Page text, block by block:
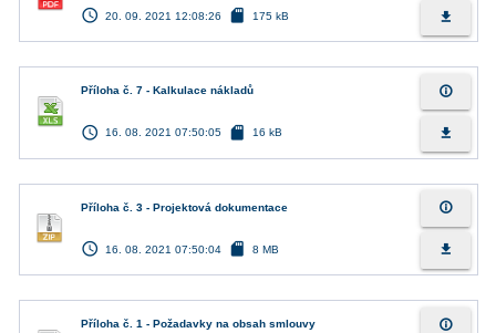
access_time 20. 09. 2021 12:08:26 sd_card 175 kB file_download
Příloha č. 7 - Kalkulace nákladů
access_time 16. 08. 2021 07:50:05 sd_card 16 kB
info_outline
file_download
Příloha č. 3 - Projektová dokumentace
access_time 16. 08. 2021 07:50:04 sd_card 8 MB
info_outline
file_download
Příloha č. 1 - Požadavky na obsah smlouvy info_outline